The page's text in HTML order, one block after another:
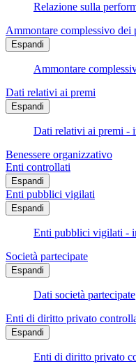
Relazione sulla
Ammontare complessivo dei
Espandi
Ammontare
Dati relativi ai premi
Espandi
Dati relativi ai premi -
Benessere organizzativo
Enti controllati
Espandi
Enti pubblici vigilati
Espandi
Enti pubblici vigilati -
Società partecipate
Espandi
Dati società partecipate
Enti di diritto privato
Espandi
Enti di diritto privato